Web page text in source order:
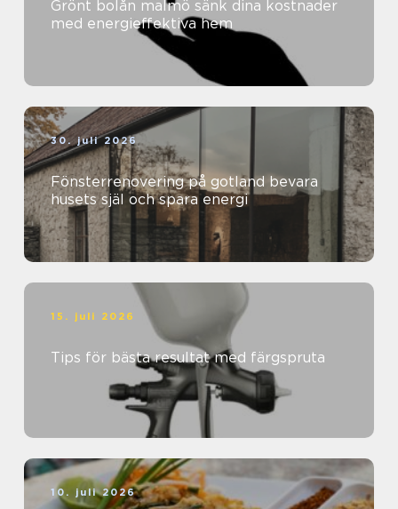
Grönt bolån malmö sänk dina kostnader
med energieffektiva hem
30. juli 2026
Fönsterrenovering på gotland bevara
husets själ och spara energi
15. juli 2026
Tips för bästa resultat med färgspruta
10. juli 2026